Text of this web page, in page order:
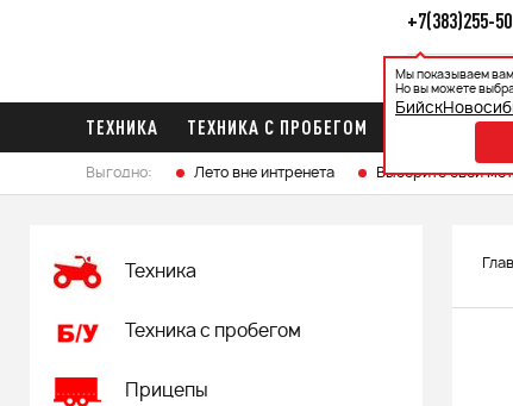
+7(383)255-
Мы показываем
Но вы можете
Бийск
Каталог
ТЕХНИКА ТЕХНИКА С ПРОБЕГОМ
Выгодно: Лето вне интренета Выберите свой
Техника
Техника с пробегом
Прицепы